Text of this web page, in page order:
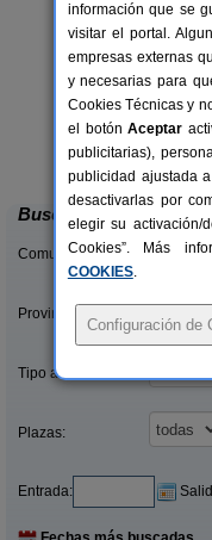
El Pajar
Buscar
Comunidades:
Provincias/Islas:
Tipo alquiler:
Plazas:
Entrada:
información que se
visitar el portal.
empresas externas
y necesarias para
Cookies Técnicas y
el botónAceptar
publicitarias),
publicidad ajustada
desactivarlas por
elegir su activación/
Cookies”. Más
COOKIES.